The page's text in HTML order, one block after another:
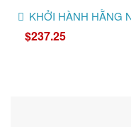
KHỞI HÀNH HẰNG
$237.25